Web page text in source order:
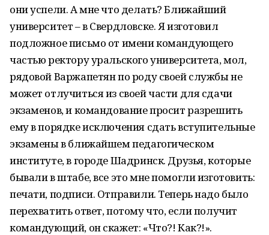
они успели. А мне что делать? Ближайший
университет – в Свердловске. Я изготовил
подложное письмо от имени командующего
частью ректору уральского университета, мол,
рядовой Варжапетян по роду своей службы не
может отлучиться из своей части для сдачи
экзаменов, и командование просит разрешить
ему в порядке исключения сдать вступительные
экзамены в ближайшем педагогическом
институте, в городе Шадринск. Друзья, которые
бывали в штабе, все это мне помогли изготовить:
печати, подписи. Отправили. Теперь надо было
перехватить ответ, потому что, если получит
командующий, он скажет: «Что?! Как?!».